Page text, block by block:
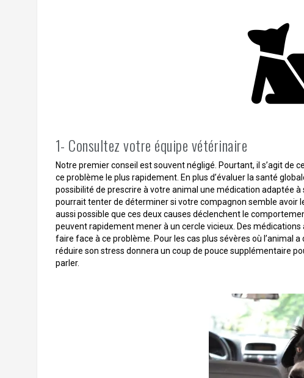
1- Consultez votre équipe vétérinaire
Notre premier conseil est souvent négligé. Pourtant, il s’agit de
ce problème le plus rapidement. En plus d’évaluer la santé
possibilité de prescrire à votre animal une médication adaptée à
pourrait tenter de déterminer si votre compagnon semble avoir
aussi possible que ces deux causes déclenchent le
peuvent rapidement mener à un cercle vicieux. Des
faire face à ce problème. Pour les cas plus sévères où l’animal
réduire son stress donnera un coup de pouce supplémentaire
parler.